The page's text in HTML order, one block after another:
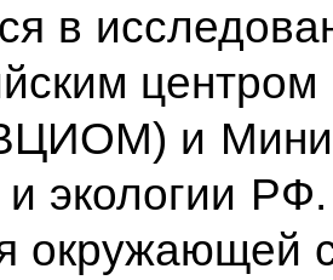
в
и
и экологии
окружающей